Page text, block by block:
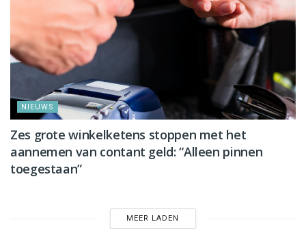
NIEUWS
Zes grote winkelketens stoppen met het
aannemen van contant geld: “Alleen pinnen
toegestaan”
MEER LADEN